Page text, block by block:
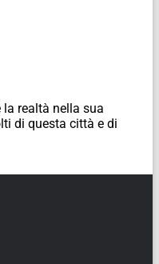
realtà nella sua
di questa città e di